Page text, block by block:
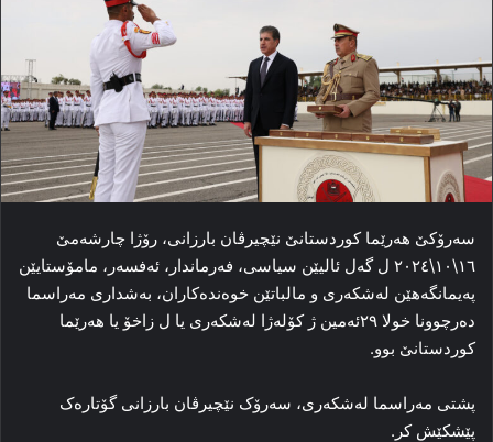
سه‌رۆکێ هه‌رێما کوردستانێ نێچیرڤان بارزانی، رۆژا چارشەمێ
١٦\١٠\٢٠٢٤ ل گه‌ل ئالیێن سیاسی، فه‌رماندار، ئه‌فسه‌ر، مامۆستایێن
په‌یمانگه‌هێن له‌شکه‌ری و مالباتێن خوه‌نده‌کاران، به‌شداری مه‌راسما
ده‌رچوونا خولا ۲۹ئه‌مین ژ کۆله‌ژا له‌شکه‌ری یا ل زاخۆ یا هه‌رێما
کوردستانێ بوو.
پشتی مه‌راسما له‌شکه‌ری، سه‌رۆک نێچیرڤان بارزانی گۆتاره‌ک
پێشکێش کر.